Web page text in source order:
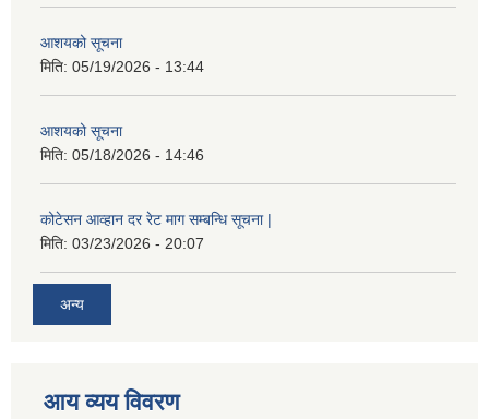
आशयको सूचना
मिति: 05/19/2026 - 13:44
आशयको सूचना
मिति: 05/18/2026 - 14:46
कोटेसन आव्हान दर रेट माग सम्बन्धि सूचना |
मिति: 03/23/2026 - 20:07
अन्य
आय व्यय विवरण